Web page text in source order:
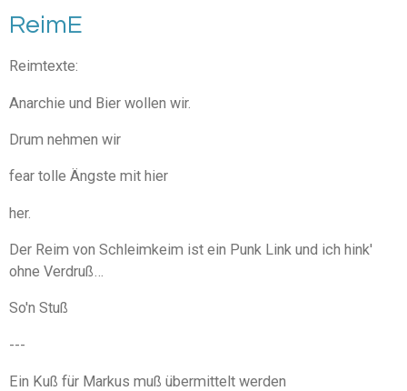
ReimE
Reimtexte:
Anarchie und Bier wollen wir.
Drum nehmen wir
fear tolle Ängste mit hier
her.
Der Reim von Schleimkeim ist ein Punk Link und ich hink'
ohne Verdruß…
So'n Stuß
---
Ein Kuß für Markus muß übermittelt werden